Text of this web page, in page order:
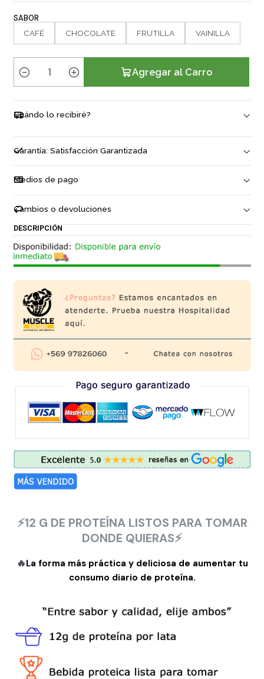
SABOR
CAFÉ CHOCOLATE FRUTILLA VAINILLA
t
i
d
a
d
Agregar al Carro
Cuándo lo recibiré?
Garantía: Satisfacción Garantizada
Medios de pago
Cambios o devoluciones
DESCRIPCIÓN
⚡12 G DE PROTEÍNA LISTOS PARA TOMAR
DONDE QUIERAS⚡
🔥La forma más práctica y deliciosa de aumentar tu
consumo diario de proteína.